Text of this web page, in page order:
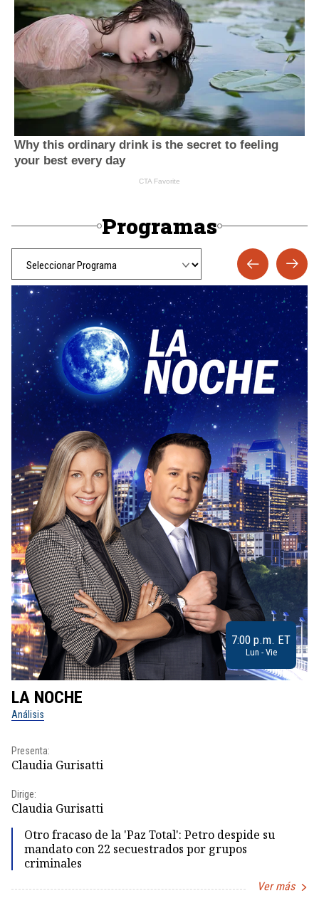
Programas
7:00 p.m. ET
Lun - Vie
LA NOCHE
Análisis
Presenta:
Claudia Gurisatti
Dirige:
Claudia Gurisatti
Otro fracaso de la 'Paz Total': Petro despide su
mandato con 22 secuestrados por grupos
criminales
Ver más